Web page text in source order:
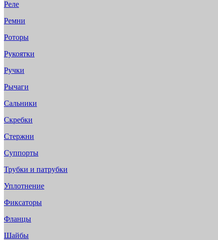
Реле
Ремни
Роторы
Рукоятки
Ручки
Рычаги
Сальники
Скребки
Стержни
Суппорты
Трубки и патрубки
Уплотнение
Фиксаторы
Фланцы
Шайбы